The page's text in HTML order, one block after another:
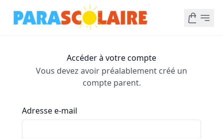
Accéder à votre compte
Vous devez avoir préalablement créé un
compte parent.
Adresse e-mail